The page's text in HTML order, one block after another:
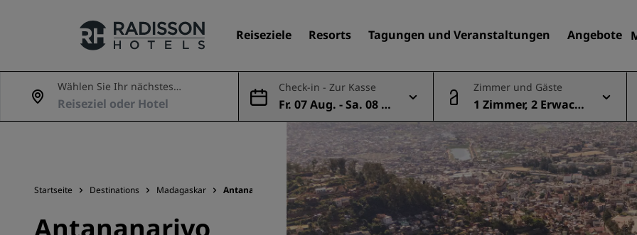
Reiseziele Resorts Tagungen und Veranstaltungen Angebote
Unsere Marken
Finden Sie Ihr Hotel
Reiseziele
Resorts
Serviced Apartments
Flughafenhotels
Neue und geplante Hotels
Wählen Sie Ihr nächstes
Abenteuer
Check-in - Zur Kasse
Fr. 07 Aug. - Sa. 08 A
ug.
Zimmer und Gäste
1 Zimmer, 2 Erwach
sene
Startseite Destinations Madagaskar Antananarivo